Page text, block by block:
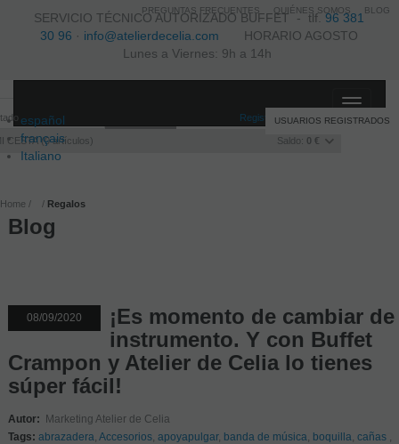
SERVICIO TÉCNICO AUTORIZADO BUFFET -tlf.96 381
30 96 · info@atelierdecelia.com HORARIO AGOSTO
Lunes a Viernes: 9h a 14h
español
français
Italiano
Registro /Iniciar sesión
CESTA 0artículos Saldo: 0 €
USUARIOS REGISTRADOS
Toggle
Home Regalos
Blog
08/09/2020
¡Es momento de cambiar de
instrumento. Y con Buffet
Crampon y Atelier de Celia lo tienes
súper fácil!
Autor: Marketing Atelier de Celia
Tags: abrazadera Accesorios, apoyapulgar, banda de música boquilla cañas
PREGUNTAS FRECUENTES QUIÉNES SOMOS BLOG